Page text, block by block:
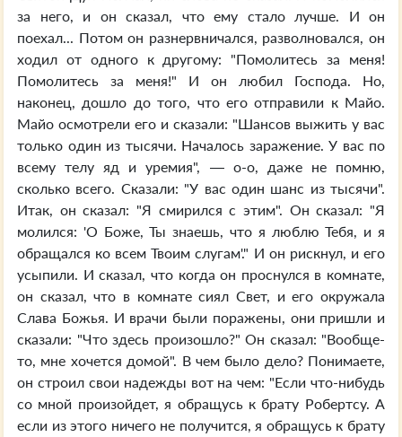
за него, и он сказал, что ему стало лучше. И он
поехал... Потом он разнервничался, разволновался, он
ходил от одного к другому: "Помолитесь за меня!
Помолитесь за меня!" И он любил Господа. Но,
наконец, дошло до того, что его отправили к Майо.
Майо осмотрели его и сказали: "Шансов выжить у вас
только один из тысячи. Началось заражение. У вас по
всему телу яд и уремия", — о-о, даже не помню,
сколько всего. Сказали: "У вас один шанс из тысячи".
Итак, он сказал: "Я смирился с этим". Он сказал: "Я
молился: 'О Боже, Ты знаешь, что я люблю Тебя, и я
обращался ко всем Твоим слугам'." И он рискнул, и его
усыпили. И сказал, что когда он проснулся в комнате,
он сказал, что в комнате сиял Свет, и его окружала
Слава Божья. И врачи были поражены, они пришли и
сказали: "Что здесь произошло?" Он сказал: "Вообще-
то, мне хочется домой". В чем было дело? Понимаете,
он строил свои надежды вот на чем: "Если что-нибудь
со мной произойдет, я обращусь к брату Робертсу. А
если из этого ничего не получится, я обращусь к брату